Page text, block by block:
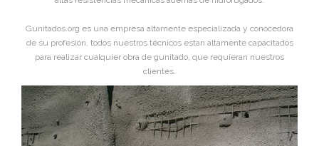
Gunitados.org es una empresa altamente especializada y conocedora
de su profesión, todos nuestros técnicos estan altamente capacitados
para realizar cualquier obra de gunitado, que requieran nuestros
clientes.